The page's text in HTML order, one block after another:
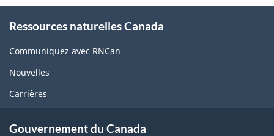
this
site
Ressources naturelles Canada
Communiquez avec RNCan
Nouvelles
Carrières
Gouvernement du Canada